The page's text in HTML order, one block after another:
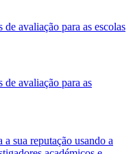
avaliação para as escolas
de avaliação para as
sua reputação usando a